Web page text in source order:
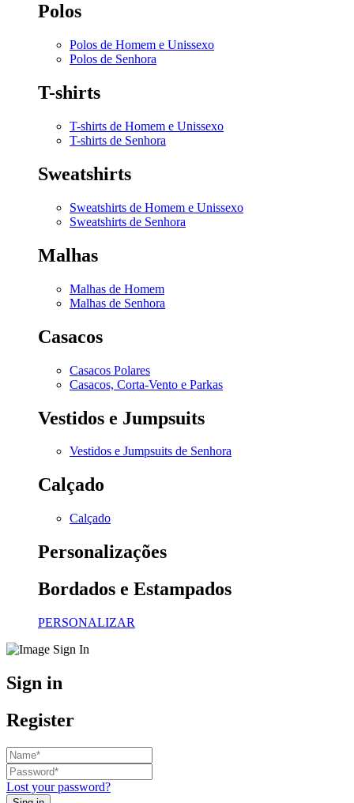
Polos
Polos de Homem e Unissexo
Polos de Senhora
T-shirts
T-shirts de Homem e Unissexo
T-shirts de Senhora
Sweatshirts
Sweatshirts de Homem e Unissexo
Sweatshirts de Senhora
Malhas
Malhas de Homem
Malhas de Senhora
Casacos
Casacos Polares
Casacos, Corta-Vento e Parkas
Vestidos e Jumpsuits
Vestidos e Jumpsuits de Senhora
Calçado
Calçado
Personalizações
Bordados e Estampados
PERSONALIZAR
Sign in
Register
Lost your password?